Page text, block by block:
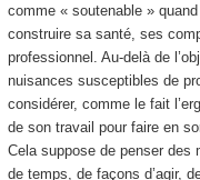
comme « soutenable »
construire sa santé, ses
professionnel. Au-delà de
nuisances susceptibles de
considérer, comme le fait
de son travail pour faire en
Cela suppose de penser des
de temps, de façons d’agir,